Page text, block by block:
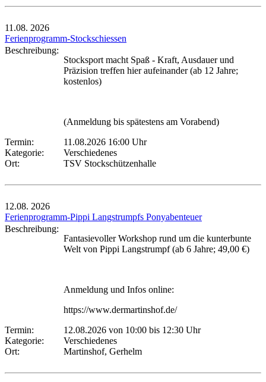
11.08. 2026
Ferienprogramm-Stockschiessen
Beschreibung:
Stocksport macht Spaß - Kraft, Ausdauer und
Präzision treffen hier aufeinander (ab 12 Jahre;
kostenlos)
(Anmeldung bis spätestens am Vorabend)
Termin:
11.08.2026 16:00 Uhr
Kategorie:
Verschiedenes
Ort:
TSV Stockschützenhalle
12.08. 2026
Ferienprogramm-Pippi Langstrumpfs Ponyabenteuer
Beschreibung:
Fantasievoller Workshop rund um die kunterbunte
Welt von Pippi Langstrumpf (ab 6 Jahre; 49,00 €)
Anmeldung und Infos online:
https://www.dermartinshof.de/
Termin:
12.08.2026 von 10:00 bis 12:30 Uhr
Kategorie:
Verschiedenes
Ort:
Martinshof, Gerhelm